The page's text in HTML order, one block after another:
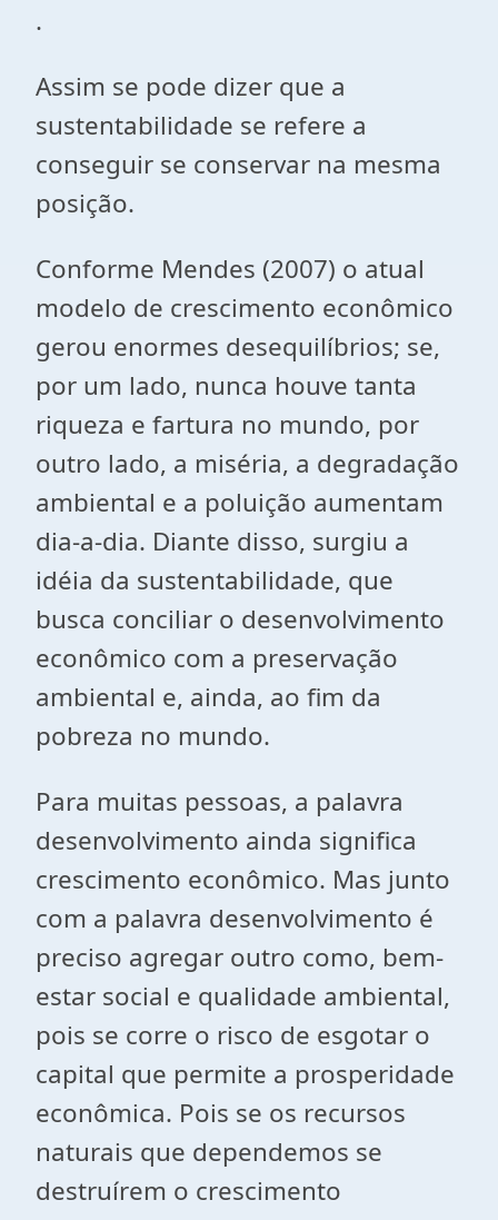
.
Assim se pode dizer que a
sustentabilidade se refere a
conseguir se conservar na mesma
posição.
Conforme Mendes (2007) o atual
modelo de crescimento econômico
gerou enormes desequilíbrios; se,
por um lado, nunca houve tanta
riqueza e fartura no mundo, por
outro lado, a miséria, a degradação
ambiental e a poluição aumentam
dia-a-dia. Diante disso, surgiu a
idéia da sustentabilidade, que
busca conciliar o desenvolvimento
econômico com a preservação
ambiental e, ainda, ao fim da
pobreza no mundo.
Para muitas pessoas, a palavra
desenvolvimento ainda significa
crescimento econômico. Mas junto
com a palavra desenvolvimento é
preciso agregar outro como, bem-
estar social e qualidade ambiental,
pois se corre o risco de esgotar o
capital que permite a prosperidade
econômica. Pois se os recursos
naturais que dependemos se
destruírem o crescimento